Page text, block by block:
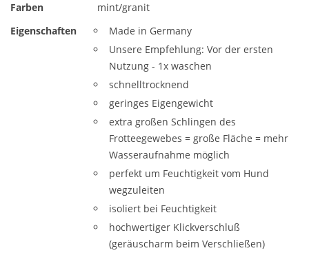
Farben
mint/granit
Eigenschaften
Made in Germany
Unsere Empfehlung: Vor der ersten
Nutzung - 1x waschen
schnelltrocknend
geringes Eigengewicht
extra großen Schlingen des
Frotteegewebes = große Fläche = mehr
Wasseraufnahme möglich
perfekt um Feuchtigkeit vom Hund
wegzuleiten
isoliert bei Feuchtigkeit
hochwertiger Klickverschluß
(geräuscharm beim Verschließen)